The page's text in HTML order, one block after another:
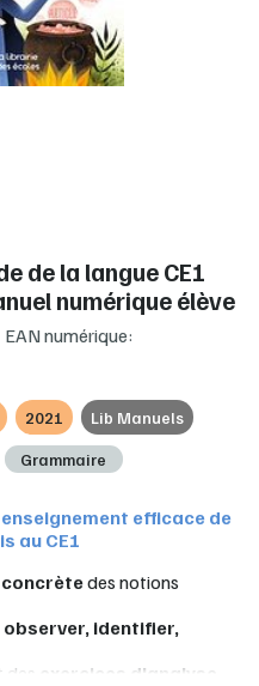
de la langue CE1
numérique élève
EAN numérique:
2021 Lib Manuels
Grammaire
efficace de
au CE1
des notions
observer, identifier,
des exercices d'analyse